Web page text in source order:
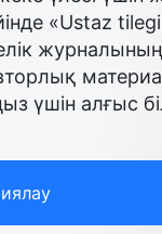
«Ustaz
журналының
үшін алғыс